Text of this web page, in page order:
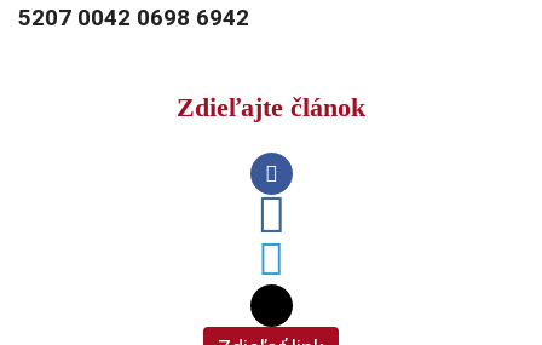
5207 0042 0698 6942
Zdieľajte článok